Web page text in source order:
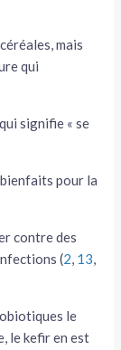
mais
qui
signifie « se
pour la
contre des
(2, 13,
le
le kefir en est